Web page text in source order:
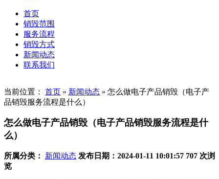
首页
销毁范围
服务流程
销毁方式
新闻动态
联系我们
当前位置： 首页 » 新闻动态 » 怎么做电子产品销毁（电子产
品销毁服务流程是什么）
怎么做电子产品销毁（电子产品销毁服务流程是什
么）
所属分类： 新闻动态 发布日期：2024-01-11 10:01:57 707 次浏
览